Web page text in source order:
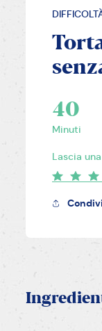
40
Minuti
Lascia